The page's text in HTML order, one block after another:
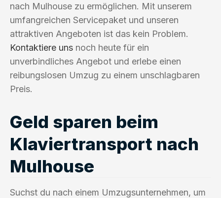
nach Mulhouse zu ermöglichen. Mit unserem
umfangreichen Servicepaket und unseren
attraktiven Angeboten ist das kein Problem.
Kontaktiere uns noch heute für ein
unverbindliches Angebot und erlebe einen
reibungslosen Umzug zu einem unschlagbaren
Preis.
Geld sparen beim
Klaviertransport nach
Mulhouse
Suchst du nach einem Umzugsunternehmen, um